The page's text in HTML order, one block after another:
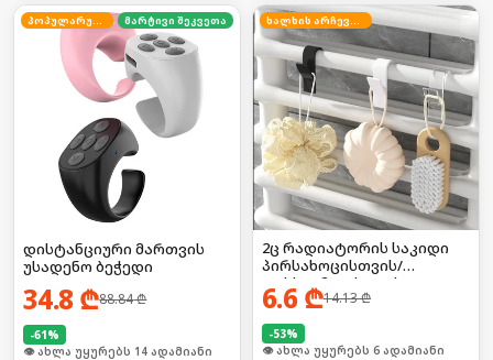
პოპულარული მარტივი შეკვეთა
დისტანციური მართვის
უსადენო ბეჭედი
34.8 ₾88.84₾
-61%
🛒 ბოლო 24სთ-ში იყიდა 18-მა
ხალხის არჩევანი
2ც რადიატორის საკიდი
პირსახოცისთვის/
ფეხსაცმლისთვის
6.6 ₾14.13₾
-53%
🛒 ბოლო 24სთ-ში იყიდა 54-მა